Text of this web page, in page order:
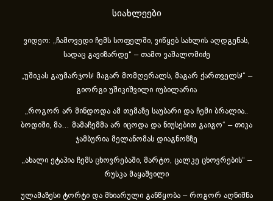
სიახლეები
ვიდეო: „ჩამოვედი ჩემს სოფელში, ვიწყებ სახლის აღდგენას,
სადაც გავიზარდე“ – თამო ვაშალომიძე
„უშიკას გაუმარჯოს! მაგარ მომღერალს, მაგარ ქართველს!“ –
გიორგი უშიკიშვილი იუბილარია
„როგორ არ მინდოდა ამ თემაზე საუბარი და ჩემი ბრალია..
ბოდიში, მა… მამაჩემმა არ იცოდა და ნიუსებით გაიგო“ – თიკა
ჯამბურია მელანომას დიაგნოზზე
„ახა­ლი ეტა­პია ჩემს ცხოვ­რე­ბა­ში, მარ­ტო, ცალ­კე ცხოვ­რე­ბის“ –
რუსკა მაყაშვილი
ულამაზესი ტორტი და მხიარული განწყობა – როგორ აღნიშნა